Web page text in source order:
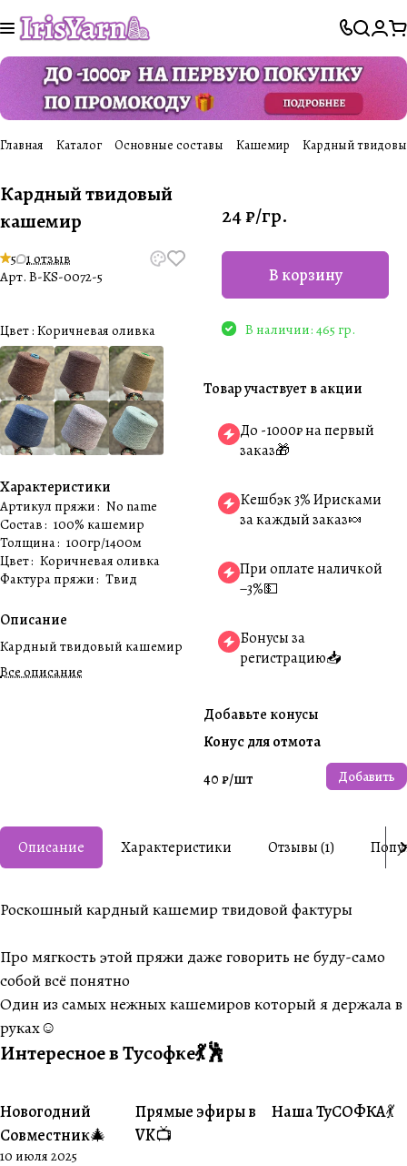
Главная Каталог Основные составы Кашемир Кардный
Кардный твидовый
кашемир
5 1 отзыв
Арт. B-KS-0072-5
Цвет : Коричневая оливка
Характеристики
Артикул пряжи: No name
Состав: 100% кашемир
Толщина: 100гр/1400м
Цвет: Коричневая оливка
Фактура пряжи: Твид
Описание
Кардный твидовый кашемир
Все описание
24 ₽/гр.
В корзину
В наличии: 465 гр.
Товар участвует в акции
До -1000₽ на первый
заказ🎁
Кешбэк 3% Ирисками
за каждый заказ🍬
При оплате наличкой
−3%💵
Бонусы за
регистрацию📥
Добавьте конусы
Конус для отмота
40 ₽/шт Добавить
Описание Характеристики Отзывы (1)
Роскошный кардный кашемир твидовой фактуры
Про мягкость этой пряжи даже говорить не буду-само
собой всё понятно
Один из самых нежных кашемиров который я держала в
руках☺️
Интересное в Тусофке💃🕺
#Совместники
Новогодний
Совместник🎄
10 июля 2025
#Житуха
Прямые эфиры в
VK📺
#Совместники
Наша ТуСОФКА💃